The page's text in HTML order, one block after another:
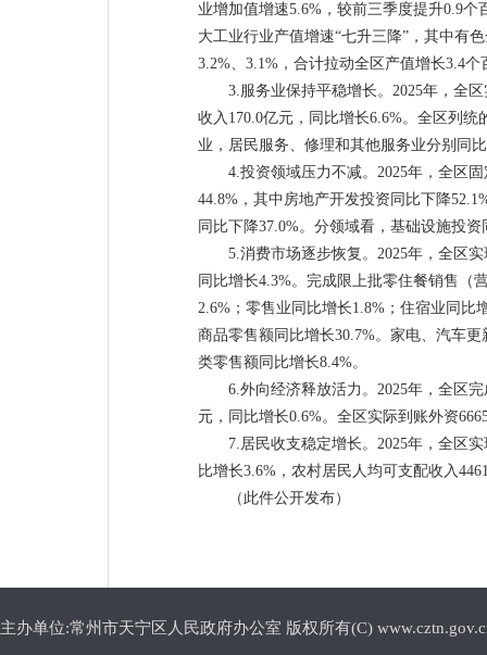
业增加值增速5.6%，较前三季度提升0.9
大工业行业产值增速“七升三降”，其中有
3.2%、3.1%，合计拉动全区产值增长3.4个
3.服务业保持平稳增长。2025年，全
收入170.0亿元，同比增长6.6%。全区列
业，居民服务、修理和其他服务业分别同
4.投资领域压力不减。2025年，全区
44.8%，其中房地产开发投资同比下降
同比下降37.0%。分领域看，基础设施投
5.消费市场逐步恢复。2025年，全区
同比增长4.3%。完成限上批零住餐销售（
2.6%；零售业同比增长1.8%；住宿业同比
商品零售额同比增长30.7%。家电、汽车
类零售额同比增长8.4%。
6.外向经济释放活力。2025年，全区
元，同比增长0.6%。全区实际到账外资
7.居民收支稳定增长。2025年，全区
比增长3.6%，农村居民人均可支配收入
（此件公开发布）
主办单位:常州市天宁区人民政府办公室 版权所有(C)